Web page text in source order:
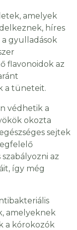
amelyek
híres
gyulladások
flavonoidok az
a tüneteit.
védhetik a
okozta
sejtek
az
így még
amelyeknek
a kórokozók